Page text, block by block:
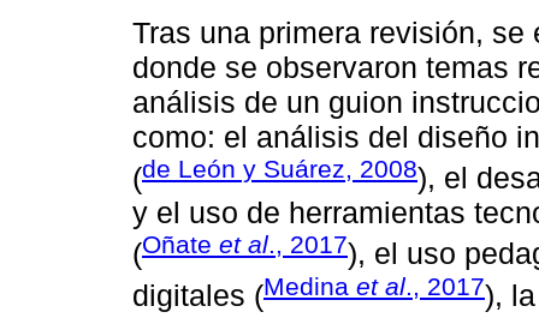
Tras una primera revisión,
donde se observaron temas
análisis de un guion
como: el análisis del diseño
(de León y Suárez, 2008), el
y el uso de herramientas
(Oñate et al., 2017), el uso
digitales (Medina et al ., 2017),